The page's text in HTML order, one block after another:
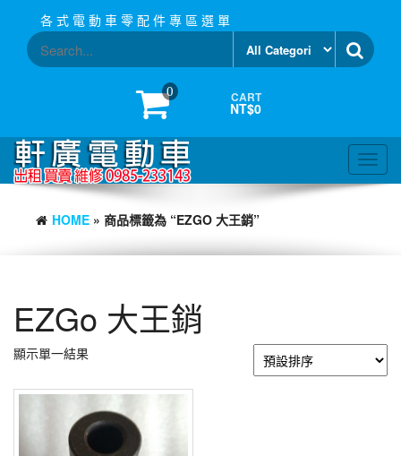
content
各 式 電 動 車 零 配 件 專 區 選 單
0 CART
NT$0
HOME » 商品標籤為 “EZGO 大王銷”
EZGo 大王銷
顯示單一結果